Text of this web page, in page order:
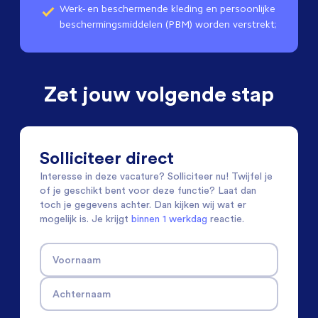
Werk- en beschermende kleding en persoonlijke
beschermingsmiddelen (PBM) worden verstrekt;
Zet jouw volgende stap
Solliciteer direct
Interesse in deze vacature? Solliciteer nu! Twijfel je
of je geschikt bent voor deze functie? Laat dan
toch je gegevens achter. Dan kijken wij wat er
mogelijk is. Je krijgt binnen 1 werkdag reactie.
Voornaam
Achternaam